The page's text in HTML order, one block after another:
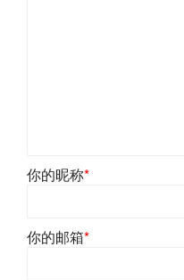
你的昵称*
你的邮箱*